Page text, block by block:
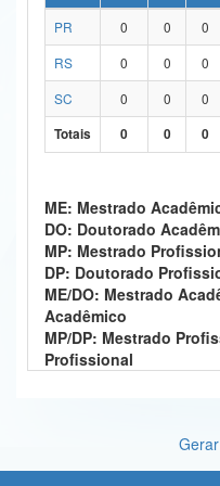
Ministério da Ciência, Tecnologia,
Ministério do Meio Ambiente
Ministério do Turismo
Ministério do Desenvolvimento
Controladoria-Geral da União
Ministério da Mulher, da Família e dos
Secretaria-Geral
Secretaria de Governo
Gabinete de Segurança Institucional
PR
0 0 0
RS
0 0 0
SC
0 0 0
Totais
0 0 0
ME: Mestrado
DO: Doutorado
MP: Mestrado
DP: Doutorado
ME/DO: Mestrado
Acadêmico
MP/DP: Mestrado
Profissional